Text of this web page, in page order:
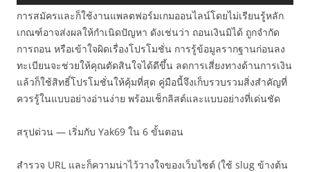
การสมัครและก็ใช้งานแพลตฟอร์มเกมออนไลน์โดยไม่เรียนรู้หลัก
เกณฑ์อาจส่งผลให้กำเนิดปัญหา ดังเช่นว่า ถอนเงินมิได้ ถูกจำกัด
การถอน หรือเข้าใจผิดเรื่องโปรโมชั่น การรู้ข้อมูลรากฐานก่อนลง
ทะเบียนจะช่วยให้คุณตัดสินใจได้ดีขึ้น ลดการเสี่ยงทางด้านการเงิน
แล้วก็ใช้สิทธิ์โปรโมชั่นให้คุ้มที่สุด คู่มือนี้จึงเก็บรวบรวมสิ่งสำคัญที่
ควรรู้ในแบบอย่างอ่านง่าย พร้อมเช็กลิสต์และแบบอย่างที่เด่นชัด
สรุปด่วน — เริ่มกับ Yak69 ใน 6 ขั้นตอน
สำรวจ URL และก็ความน่าไว้วางใจของเว็บไซต์ (ใช้ slug ข้างต้น